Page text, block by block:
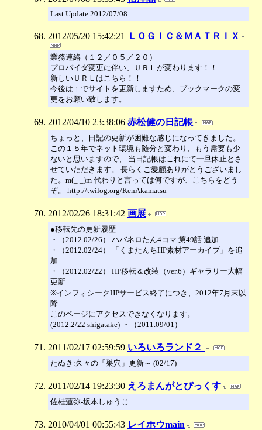
Last Update 2012/07/08
2012/05/20 15:42:21 ＬＯＧＩＣ＆ＭＡＴＲＩＸ
業務連絡（１２／０５／２０）
プロバイダ変更に伴い、ＵＲＬが変わります！！
新しいＵＲＬはこちら！！
今後は ↑ でサイトを更新しますため、ブックマークの変
更をお願い致します。
2012/04/10 23:38:06 赤松健の日記帳
ちょっと、日記の更新が困難な感じになってきました。
この１５年でネット環境も随分と変わり、もう需要も少
ないと思いますので、 当日記帳はこれにて一旦休止とさ
せていただきます。 長らくご愛顧ありがとうございまし
た。m(_ _)m 代わりと言っては何ですが、こちらをどう
ぞ。 http://twilog.org/KenAkamatsu
2012/02/26 18:31:42 画展
●移転先の更新履歴
・（2012.02/26） ハバネロたん4コマ 第49話 追加
・（2012.02/24） 「くまたんちHP素材アーカイブ」を追
加
・（2012.02/22） HP移転＆改装（ver.6）ギャラリー大幅
更新
※インフォシークHPサービス終了につき、2012年7月末以
降
このページにアクセスできなくなります。
(2012.2/22 shigatake)-・（2011.09/01）
2011/02/17 02:59:59 いろいろランド２
たぬき:久々の「巣穴」更新～ (02/17)
2011/02/14 19:23:30 えろまんがとぴっくす
佐桂蓮弥-坂本しゅうじ
2010/04/01 00:55:43 レイホウmain